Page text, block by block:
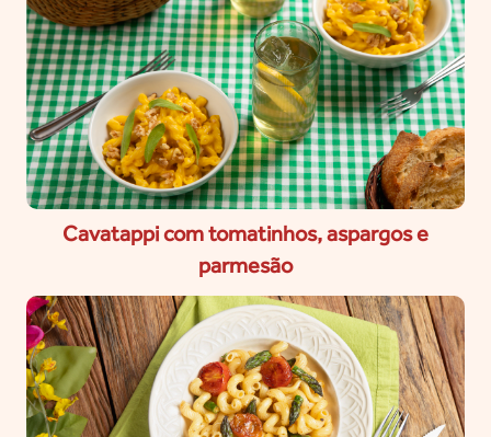
Cavatappi com tomatinhos, aspargos e
parmesão